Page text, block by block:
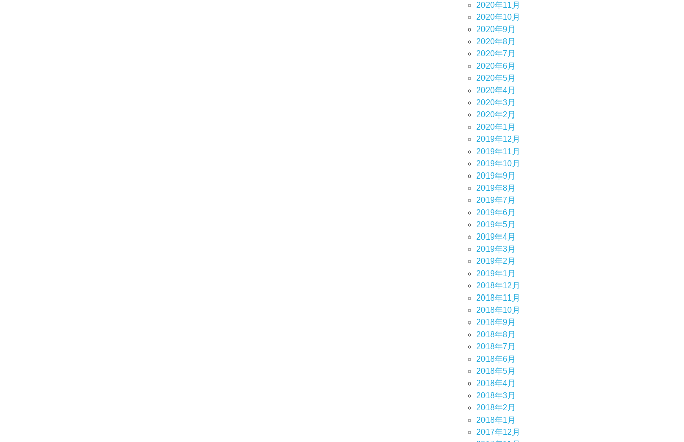
2020年11月
2020年10月
2020年9月
2020年8月
2020年7月
2020年6月
2020年5月
2020年4月
2020年3月
2020年2月
2020年1月
2019年12月
2019年11月
2019年10月
2019年9月
2019年8月
2019年7月
2019年6月
2019年5月
2019年4月
2019年3月
2019年2月
2019年1月
2018年12月
2018年11月
2018年10月
2018年9月
2018年8月
2018年7月
2018年6月
2018年5月
2018年4月
2018年3月
2018年2月
2018年1月
2017年12月